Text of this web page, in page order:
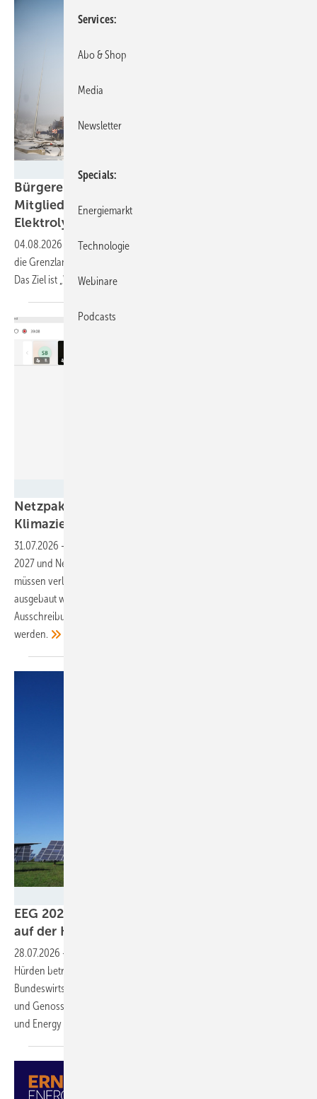
Bürgerenergiegenossenschaft sammelt von
Mitgliedern über 12 Millionen Euro für
Elektrolyse
04.08.2026
Vier Elektrolyseure mit jeweils einem Megawatt errichtet
die Grenzland Bürgerenergie eG im Norden von Schleswig-Holstein.
Das Ziel ist „Wirtschaftswachstum aus der Region, für die
Netzpaket und EEG bremsen den Ausbau –
Klimaziele und hunderttausende Jobs
31.07.2026 -
2027 und Netzpaket. Erneuerbare Energien, Netze und Flexibilitäten
müssen verlässlich finanziert, systemdienlich integriert und schneller
ausgebaut werden – statt durch kurzfristige Kürzungen, unsichere
Ausschreibungen und übermäßige Bürokratie gefährdet zu
werden.
EEG 2027 und Netzpaket: Bürgerenergie steht
auf der Kippe
28.07.2026 -
Hürden betroffen, die das CDU-geführte
Bundeswirtschaftsministerium einführen will. Verschiedene Verbände
und Genossenschaften fordern die Stärkung von Bürgerbeteiligung
und Energy
Services
Abo & Shop
Media
Newsletter
Specials
Energiemarkt
Technologie
Webinare
Podcasts